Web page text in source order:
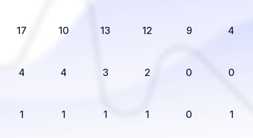
17 10 13 12 9 4
4 4 3 2 0 0
1 1 1 1 0 1